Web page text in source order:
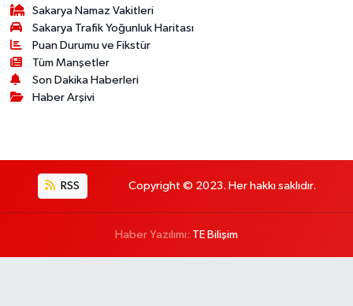
Sakarya Namaz Vakitleri
Sakarya Trafik Yoğunluk Haritası
Puan Durumu ve Fikstür
Tüm Manşetler
Son Dakika Haberleri
Haber Arşivi
RSS Copyright © 2023. Her hakkı saklıdır.
Haber Yazılımı: TE Bilişim